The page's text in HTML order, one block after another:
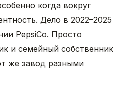
когда вокруг
Дело в 2022–2025
PepsiCo. Просто
и семейный собственник
же завод разными